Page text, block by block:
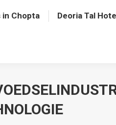
in Chopta Deoria Tal